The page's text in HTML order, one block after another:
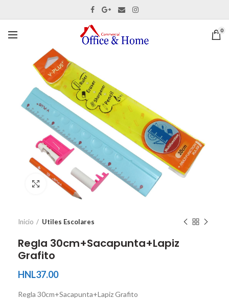
0
Ver tamaño completo
Inicio Utiles Escolares
Regla 30cm+Sacapunta+Lapiz
Grafito
HNL37.00
Regla 30cm+Sacapunta+Lapiz Grafito